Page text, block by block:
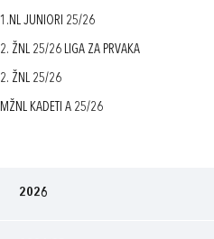
1.NL JUNIORI 25/26
2. ŽNL 25/26 LIGA ZA PRVAKA
2. ŽNL 25/26
MŽNL KADETI A 25/26
2026